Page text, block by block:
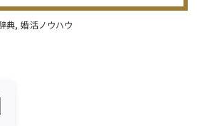
典 婚活ノウハウ